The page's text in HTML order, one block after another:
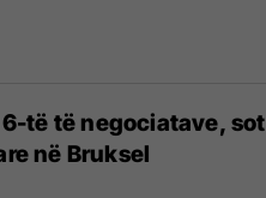
të të negociatave, sot
në Bruksel